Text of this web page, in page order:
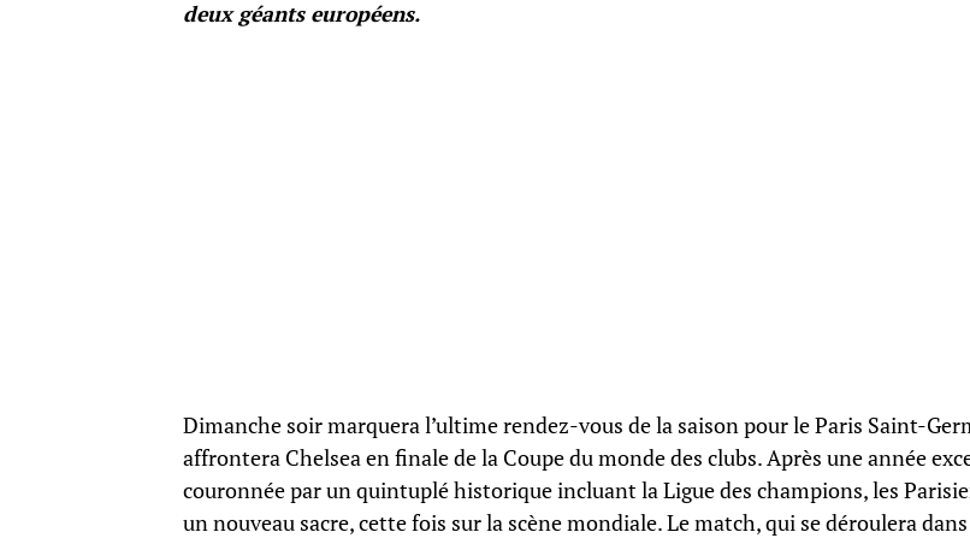
deux géants européens.
Dimanche soir marquera l’ultime rendez-vous de la saison pour le Paris Saint-
affrontera Chelsea en finale de la Coupe du monde des clubs. Après une année
couronnée par un quintuplé historique incluant la Ligue des champions, les
un nouveau sacre, cette fois sur la scène mondiale. Le match, qui se déroulera